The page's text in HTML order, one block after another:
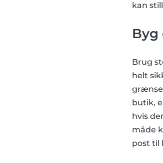
kan
Byg
Brug
helt
butik,
hvis
måde
post til